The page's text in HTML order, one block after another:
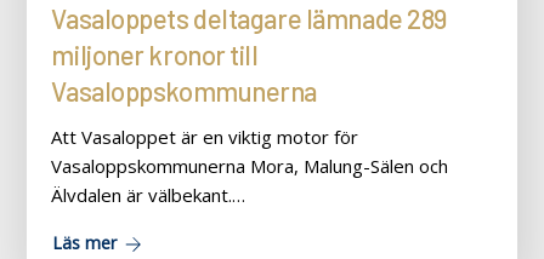
Vasaloppets deltagare lämnade 289
miljoner kronor till
Vasaloppskommunerna
Att Vasaloppet är en viktig motor för
Vasaloppskommunerna Mora, Malung-Sälen och
Älvdalen är välbekant.…
Läs mer